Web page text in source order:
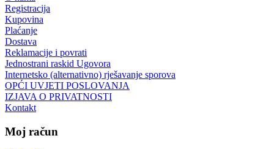
Registracija
Kupovina
Plaćanje
Dostava
Reklamacije i povrati
Jednostrani raskid Ugovora
Internetsko (alternativno) rješavanje sporova
OPĆI UVJETI POSLOVANJA
IZJAVA O PRIVATNOSTI
Kontakt
Moj račun